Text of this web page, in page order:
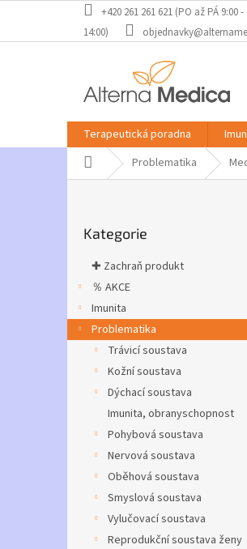
obsah
+420 261 261 621 (PO až PÁ 9:00 -
14:00)
Terapeutická poradna
Domů Problematika
kategorie
Kategorie
✚ Zachraň produkt
％ AKCE
Imunita
Problematika
Trávicí soustava
Kožní soustava
Dýchací soustava
Imunita, obranyschopnost
Pohybová soustava
Nervová soustava
Oběhová soustava
Smyslová soustava
Vylučovací soustava
Reprodukční soustava ženy